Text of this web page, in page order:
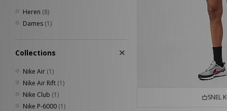
Heren (8)
Dames (1)
Collections
Nike Air (1)
Nike Air Rift (1)
Nike Club (1)
Nike P-6000 (1)
SNEL